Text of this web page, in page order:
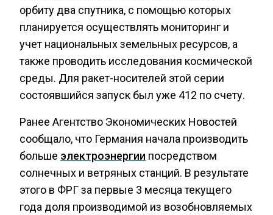
орбиту два спутника, с помощью которых
планируется осуществлять мониторинг и
учет национальных земельных ресурсов, а
также проводить исследования космической
среды. Для ракет-носителей этой серии
состоявшийся запуск был уже 412 по счету.
Ранее Агентство Экономических Новостей
сообщало, что Германия начала производить
больше электроэнергии посредством
солнечных и ветряных станций. В результате
этого в ФРГ за первые 3 месяца текущего
года доля производимой из возобновляемых